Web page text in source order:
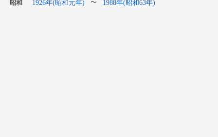
昭和 1926年(昭和元年) 〜 1988年(昭和63年)